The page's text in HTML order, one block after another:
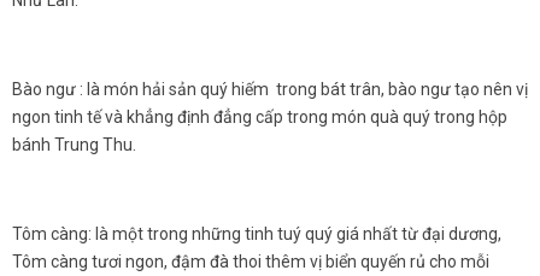
Bào ngư : là món hải sản quý hiếm trong bát trân, bào ngư tạo nên vị
ngon tinh tế và khẳng định đẳng cấp trong món quà quý trong hộp
bánh Trung Thu.
Tôm càng: là một trong những tinh tuý quý giá nhất từ đại dương,
Tôm càng tươi ngon, đậm đà thoi thêm vị biển quyến rủ cho mỗi